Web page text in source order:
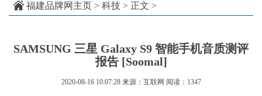
福建品牌网主页 > 科技 > 正文 >
SAMSUNG 三星 Galaxy S9 智能手机音质测评
报告 [Soomal]
2020-08-16 10:07:28 来源：互联网 阅读：1347